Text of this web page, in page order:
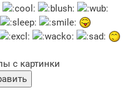
с картинки